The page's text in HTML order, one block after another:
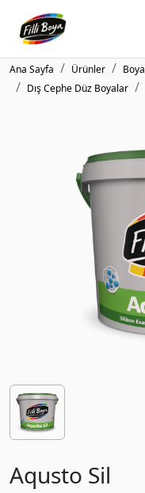
Ana Sayfa Ürünler
Dış Cephe Düz Boyalar
Aqusto Sil